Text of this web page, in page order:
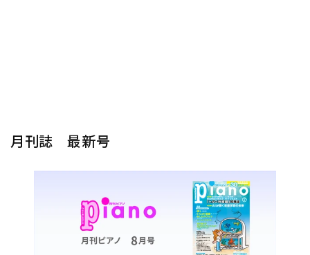
月刊誌 最新号